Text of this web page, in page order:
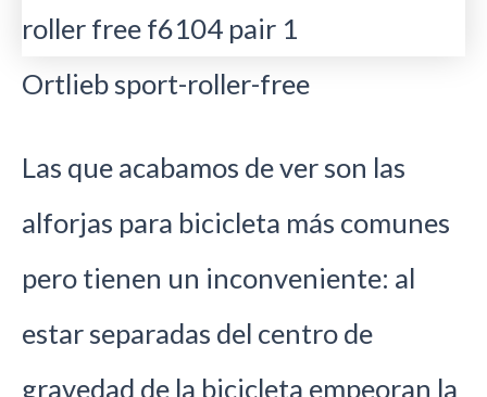
Ortlieb sport-roller-free
Las que acabamos de ver son las
alforjas para bicicleta más comunes
pero tienen un inconveniente: al
estar separadas del centro de
gravedad de la bicicleta empeoran la